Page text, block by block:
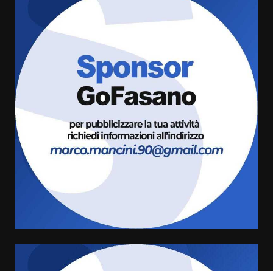
Fasanese ferito a colpi di arma
da fuoco
6 Agosto 2026 18:13
Carta d’identità: continua il piano
di aperture straordinarie del
Comune di Fasano
cittadina di Fratelli d’Italia,
pronta a tornare in Consiglio